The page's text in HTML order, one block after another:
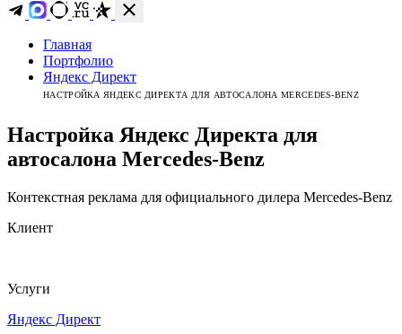
Главная
Портфолио
Яндекс Директ
НАСТРОЙКА ЯНДЕКС ДИРЕКТА ДЛЯ АВТОСАЛОНА MERCEDES-BENZ
Настройка Яндекс Директа для
автосалона Mercedes-Benz
Контекстная реклама для официального дилера Mercedes-Benz
Клиент
Услуги
Яндекс Директ